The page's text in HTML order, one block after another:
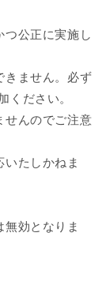
公正に実施し
きません。必ず
ください。
せんのでご注意
たしかねま
効となりま